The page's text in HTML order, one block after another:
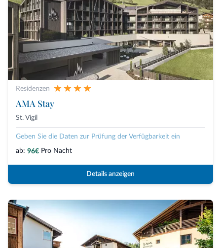
Residenzen
AMA Stay
St. Vigil
Geben Sie die Daten zur Prüfung der Verfügbarkeit ein
ab: 96€ Pro Nacht
Details anzeigen